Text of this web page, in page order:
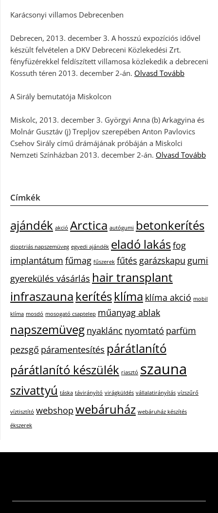
Karácsonyi villamos Debrecenben
Debrecen, 2013. december 3. A hosszú expozíciós idővel
készült felvételen a DKV Debreceni Közlekedési Zrt.
fényfüzérekkel feldíszített villamosa közlekedik a debreceni
Kossuth téren 2013. december 2-án. Olvasd Tovább
A Sirály bemutatója Miskolcon
Miskolc, 2013. december 3. Györgyi Anna (b) Arkagyina és
Molnár Gusztáv (j) Trepljov szerepében Anton Pavlovics
Csehov Sirály című drámájának próbáján a Miskolci
Nemzeti Színházban 2013. december 2-án. Olvasd Tovább
Címkék
ajándék akció Arctica autógumi betonkerítés
dioptriás napszemüveg egyedi ajándék eladó lakásfog
implantátum fűmag fűszerek fűtés garázskapu gumi
gyerekülés vásárlás hair transplant
infraszauna kerítésklíma klíma akció mobil
klíma mosdó mosogató csaptelep műanyag ablak
napszemüveg nyaklánc nyomtató parfüm
pezsgő páramentesítés párátlanító
párátlanító készülék riasztó szauna
szivattyú táska távirányító virágküldés vállalatirányítás vízszűrő
víztisztító webshop webáruház webáruház készítés
ékszerek